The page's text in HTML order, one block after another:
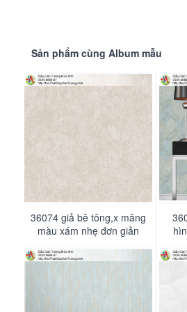
Mã số, số trang, vòng lặp
Bộ sưu tập Headline là
Sản phẩm cùng Album mẫu
36074 giả bê tông,x măng
màu xám nhẹ đơn giản
59084 Giấy dán tường giả
đá, giả bê tông màu xám